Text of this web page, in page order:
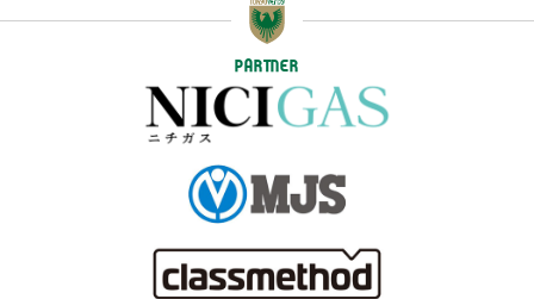
PARTNER